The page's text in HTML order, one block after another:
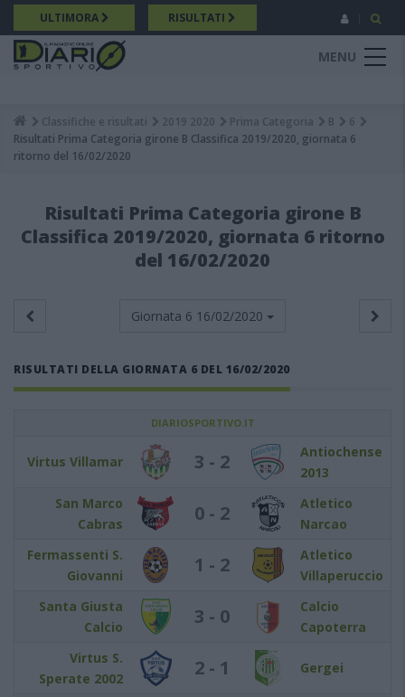
Salta
al
contenuto
principale
ULTIMORA RISULTATI
MENU
Breadcrumb
Classifiche e risultati 2019 2020 Prima Categoria B
6
Risultati Prima Categoria girone B Classifica 2019/2020, giornata 6
ritorno del 16/02/2020
Risultati Prima Categoria girone B
Classifica 2019/2020, giornata 6 ritorno
del 16/02/2020
Giornata 6 16/02/2020
RISULTATI DELLA GIORNATA 6 DEL 16/02/2020
DIARIOSPORTIVO.IT
Virtus Villamar 3 - 2
Antiochense
2013
San Marco
Cabras
0 - 2
Atletico
Narcao
Fermassenti S.
Giovanni
1 - 2
Atletico
Villaperuccio
Santa Giusta
Calcio
3 - 0
Calcio
Capoterra
Virtus S.
Sperate 2002
2 - 1 Gergei